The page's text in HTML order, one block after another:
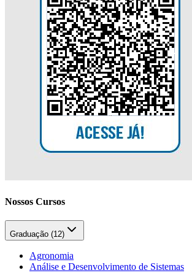
Nossos Cursos
Graduação (12)
Agronomia
Análise e Desenvolvimento de Sistemas